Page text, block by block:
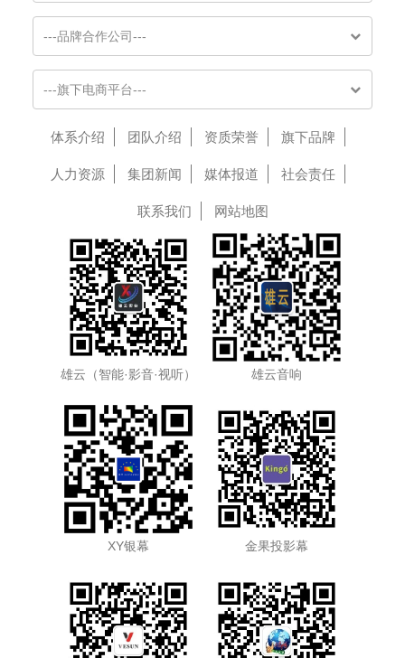
---品牌合作公司---
---旗下电商平台---
体系介绍 团队介绍 资质荣誉 旗下品牌
人力资源 集团新闻 媒体报道 社会责任
联系我们 网站地图
雄云（智能·影音·视听） 雄云音响
XY银幕 金果投影幕